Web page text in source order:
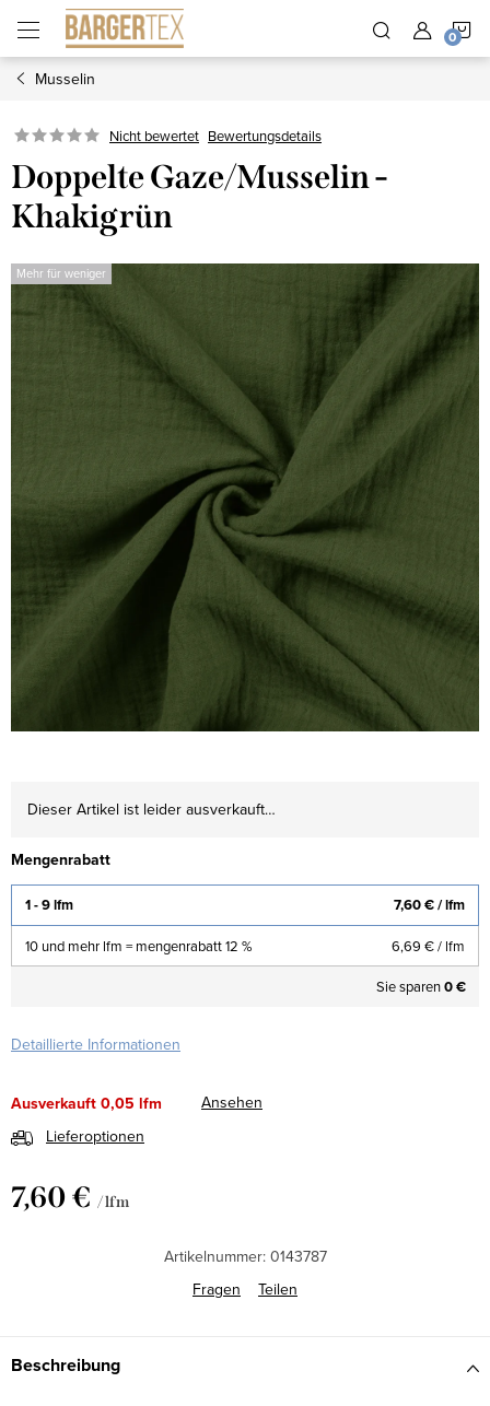
Inhalt
springen
Musselin
Nicht bewertet Bewertungsdetails
Doppelte Gaze/Musselin -
Khakigrün
Mehr für weniger
Dieser Artikel ist leider ausverkauft…
Mengenrabatt
1 - 9 lfm 7,60 €/ lfm
10 und mehr lfm = mengenrabatt 12 % 6,69 €/ lfm
Sie sparen0 €
Detaillierte Informationen
Ausverkauft 0,05 lfm
Ansehen
Lieferoptionen
7,60 € / lfm
Artikelnummer: 0143787
Fragen
Teilen
Beschreibung